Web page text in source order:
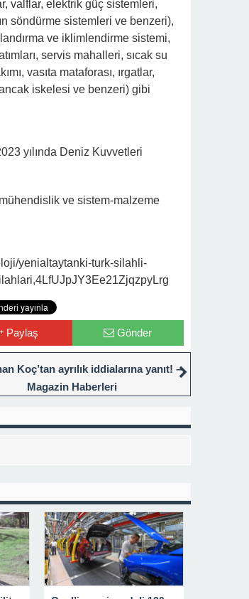
valflar, elektrik güç sistemleri,
söndürme sistemleri ve benzeri),
ve iklimlendirme sistemi,
servis mahalleri, sıcak su
vasıta mataforası, ırgatlar,
iskelesi ve benzeri) gibi
yılında Deniz Kuvvetleri
ve sistem-malzeme
yenialtaytanki-turk-silahli-
Paylaş Gönder
Koç’tan ayrılık iddialarına yanıt! –
Magazin Haberleri